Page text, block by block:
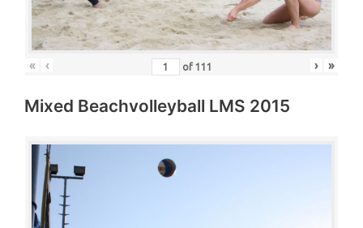
« ‹ of 111 › »
Mixed Beachvolleyball LMS 2015